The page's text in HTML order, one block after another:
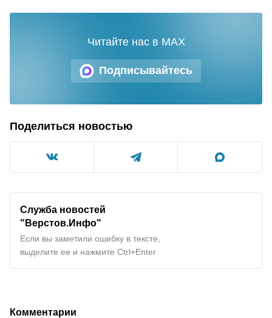
Подписывайтесь
Читайте нас в MAX
Поделиться новостью
Служба новостей
"Верстов.Инфо"
Если вы заметили ошибку в тексте,
выделите ее и нажмите Ctrl+Enter
Комментарии